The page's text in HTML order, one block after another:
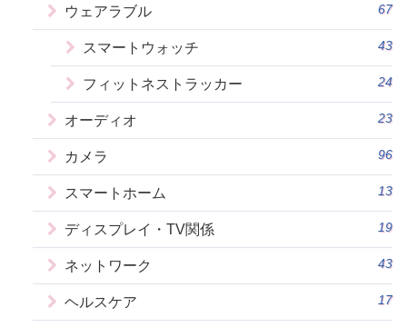
ウェアラブル 67
スマートウォッチ 43
フィットネストラッカー 24
オーディオ 23
カメラ 96
スマートホーム 13
ディスプレイ・TV関係 19
ネットワーク 43
ヘルスケア 17